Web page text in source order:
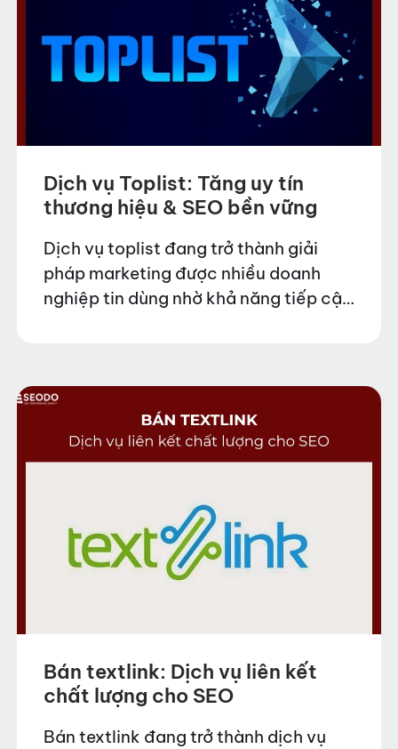
Dịch vụ Toplist: Tăng uy tín
thương hiệu & SEO bền vững
Dịch vụ toplist đang trở thành giải
pháp marketing được nhiều doanh
nghiệp tin dùng nhờ khả năng tiếp cận
Bán textlink: Dịch vụ liên kết
chất lượng cho SEO
Bán textlink đang trở thành dịch vụ